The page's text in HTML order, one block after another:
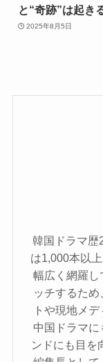
と“奇跡”は起き
2025年8月5日
韓国ドラマ歴
は1,000本以
幅広く網羅し
ッチするた
トや現地メ
中国ドラマ
ンドにも目を